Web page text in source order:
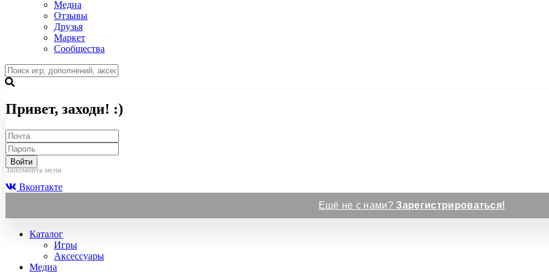
Медиа
Отзывы
Друзья
Маркет
Сообщества
Привет, заходи! :)
Войти
Запомнить меня
Вконтакте
Ещё не с нами?Зарегистрироваться!
Каталог
Игры
Аксессуары
Медиа